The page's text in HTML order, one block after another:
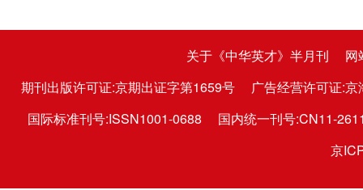
关于《中华英才》半月刊
网
期刊出版许可证:京期出证字第1659号
广告经营许可证:
国际标准刊号:ISSN1001-0688
国内统一刊号:CN11-
京